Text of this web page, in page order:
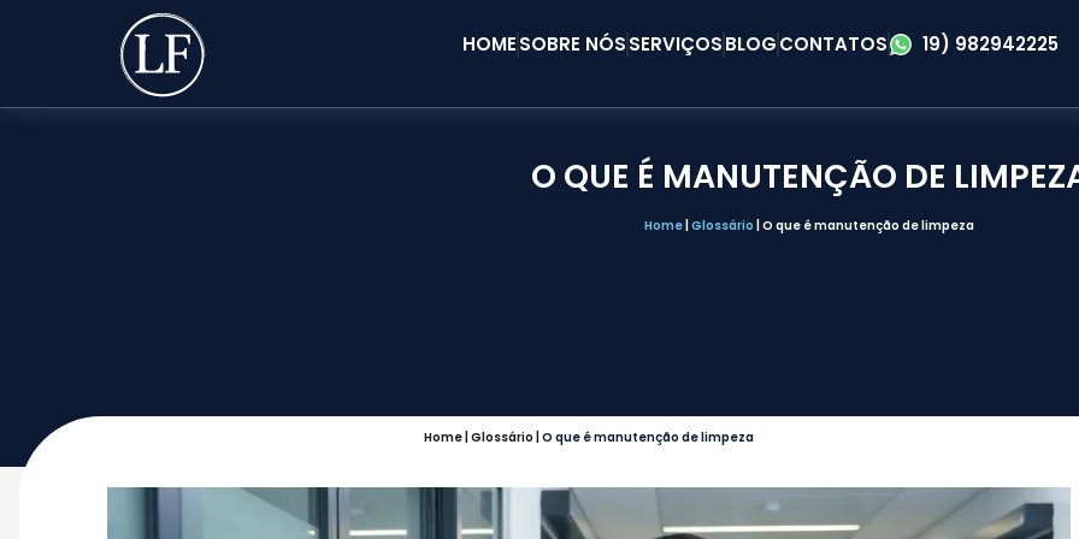
HOMESOBRE NÓSSERVIÇOSBLOGCONTATOS 19) 982942225
O QUE É MANUTENÇÃO DE
Home Glossário O que é manutenção de limpeza
Home |Glossário |O que é manutenção de limpeza